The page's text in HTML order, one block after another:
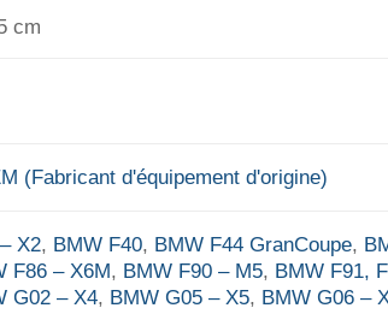
cm
(Fabricant d'équipement d'origine)
X2, BMW F40, BMW F44 GranCoupe,
F86 – X6M, BMW F90 – M5, BMW F91,
G02 – X4, BMW G05 – X5, BMW G06 –